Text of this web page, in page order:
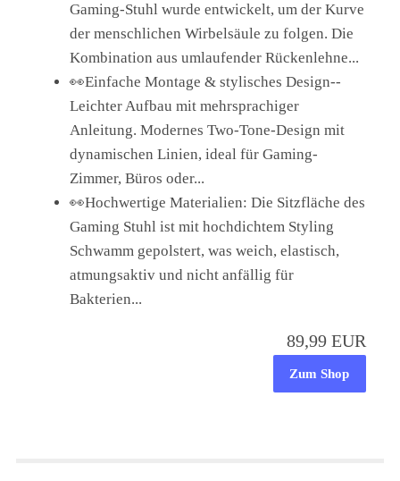
Gaming-Stuhl wurde entwickelt, um der Kurve
der menschlichen Wirbelsäule zu folgen. Die
Kombination aus umlaufender Rückenlehne...
👀Einfache Montage & stylisches Design--
Leichter Aufbau mit mehrsprachiger
Anleitung. Modernes Two-Tone-Design mit
dynamischen Linien, ideal für Gaming-
Zimmer, Büros oder...
👀Hochwertige Materialien: Die Sitzfläche des
Gaming Stuhl ist mit hochdichtem Styling
Schwamm gepolstert, was weich, elastisch,
atmungsaktiv und nicht anfällig für
Bakterien...
89,99 EUR
Zum Shop